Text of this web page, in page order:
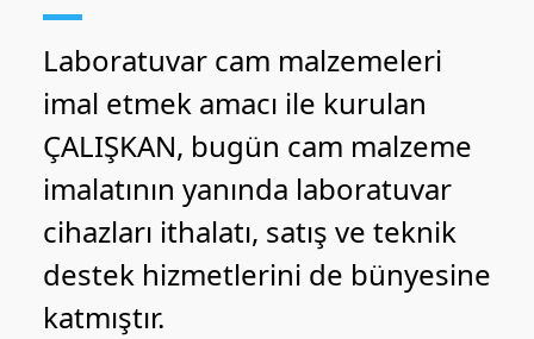
Laboratuvar cam malzemeleri
imal etmek amacı ile kurulan
ÇALIŞKAN, bugün cam malzeme
imalatının yanında laboratuvar
cihazları ithalatı, satış ve teknik
destek hizmetlerini de bünyesine
katmıştır.